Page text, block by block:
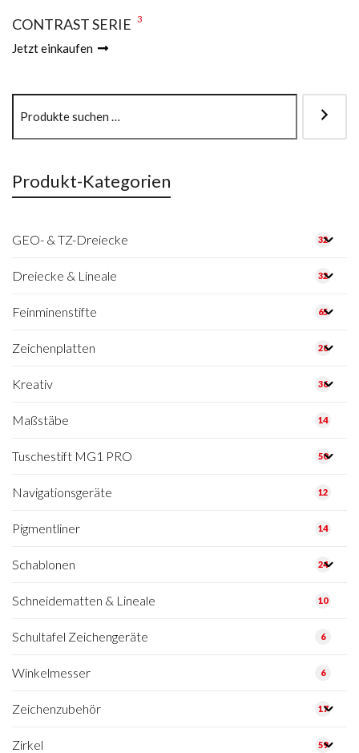
CONTRAST SERIE 3
Jetzt einkaufen
Produkt-Kategorien
GEO- & TZ-Dreiecke 32
Dreiecke & Lineale 32
Feinminenstifte 65
Zeichenplatten 26
Kreativ 36
Maßstäbe 14
Tuschestift MG1 PRO 50
Navigationsgeräte 12
Pigmentliner 14
Schablonen 24
Schneidematten & Lineale 10
Schultafel Zeichengeräte 6
Winkelmesser 6
Zeichenzubehör 17
Zirkel 59